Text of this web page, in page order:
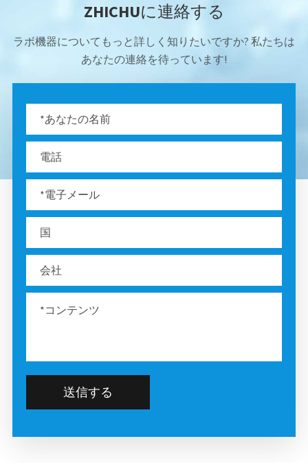
ZHICHUに連絡する
ラボ機器についてもっと詳しく知りたいですか? 私たちは
あなたの連絡を待っています!
送信する